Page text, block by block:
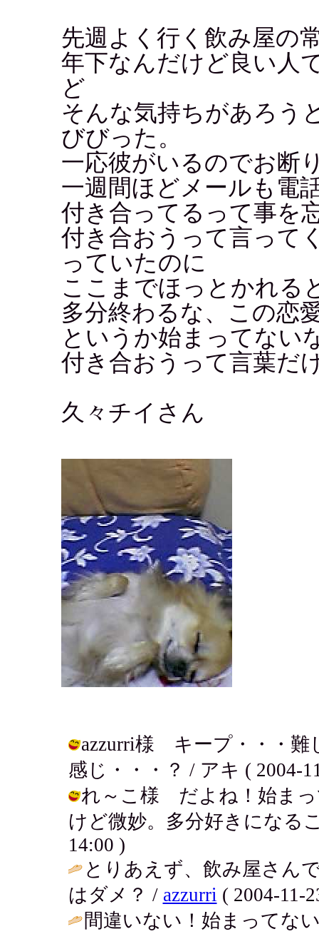
先週よく行く飲み屋の
年下なんだけど良い人
ど
そんな気持ちがあろう
びびった。
一応彼がいるのでお断
一週間ほどメールも電
付き合ってるって事を
付き合おうって言って
っていたのに
ここまでほっとかれる
多分終わるな、この恋
というか始まってない
付き合おうって言葉だ
久々チイさん
azzurri様 キープ・・・難
感じ・・・？ / アキ ( 2004-
れ～こ様 だよね！始まっ
けど微妙。多分好きになる
14:00 )
とりあえず、飲み屋さん
はダメ？ / azzurri ( 2004-11-
間違いない！始まってな